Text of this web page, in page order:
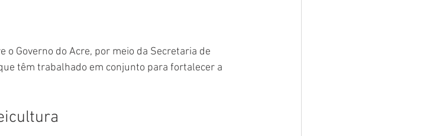
Governo do Acre, por meio da Secretaria de
têm trabalhado em conjunto para fortalecer a